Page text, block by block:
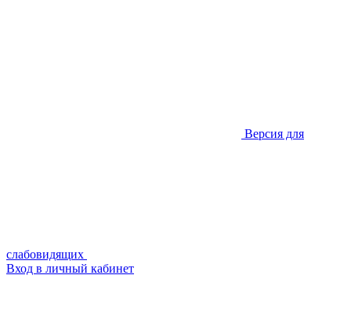
Версия для
слабовидящих
Вход в личный кабинет